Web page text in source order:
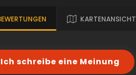
KARTENANSICHT
Ich schreibe eine Meinung